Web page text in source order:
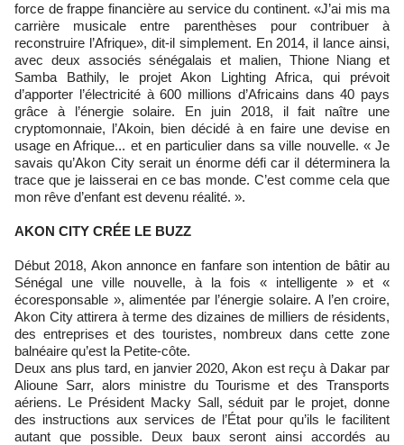
force de frappe financière au service du continent. «J’ai mis ma
carrière musicale entre parenthèses pour contribuer à
reconstruire l’Afrique», dit-il simplement. En 2014, il lance ainsi,
avec deux associés sénégalais et malien, Thione Niang et
Samba Bathily, le projet Akon Lighting Africa, qui prévoit
d’apporter l’électricité à 600 millions d’Africains dans 40 pays
grâce à l’énergie solaire. En juin 2018, il fait naître une
cryptomonnaie, l’Akoin, bien décidé à en faire une devise en
usage en Afrique... et en particulier dans sa ville nouvelle. « Je
savais qu’Akon City serait un énorme défi car il déterminera la
trace que je laisserai en ce bas monde. C’est comme cela que
mon rêve d’enfant est devenu réalité. ».
AKON CITY CRÉE LE BUZZ
Début 2018, Akon annonce en fanfare son intention de bâtir au
Sénégal une ville nouvelle, à la fois « intelligente » et «
écoresponsable », alimentée par l’énergie solaire. A l’en croire,
Akon City attirera à terme des dizaines de milliers de résidents,
des entreprises et des touristes, nombreux dans cette zone
balnéaire qu’est la Petite-côte.
Deux ans plus tard, en janvier 2020, Akon est reçu à Dakar par
Alioune Sarr, alors ministre du Tourisme et des Transports
aériens. Le Président Macky Sall, séduit par le projet, donne
des instructions aux services de l’État pour qu’ils le facilitent
autant que possible. Deux baux seront ainsi accordés au